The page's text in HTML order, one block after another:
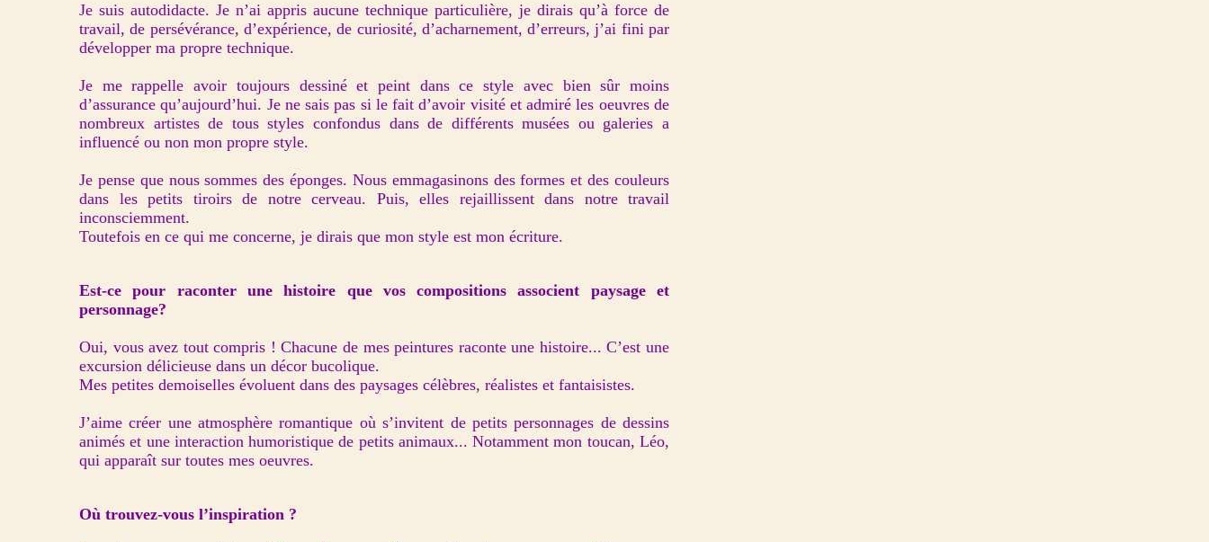
Je suis autodidacte. Je n’ai appris aucune technique particulière, je dirais qu’à force de
travail, de persévérance, d’expérience, de curiosité, d’acharnement, d’erreurs, j’ai fini par
développer ma propre technique.
Je me rappelle avoir toujours dessiné et peint dans ce style avec bien sûr moins
d’assurance qu’aujourd’hui. Je ne sais pas si le fait d’avoir visité et admiré les oeuvres de
nombreux artistes de tous styles confondus dans de différents musées ou galeries a
influencé ou non mon propre style.
Je pense que nous sommes des éponges. Nous emmagasinons des formes et des couleurs
dans les petits tiroirs de notre cerveau. Puis, elles rejaillissent dans notre travail
inconsciemment.
Toutefois en ce qui me concerne, je dirais que mon style est mon écriture.
Est-ce pour raconter une histoire que vos compositions associent paysage et
personnage?
Oui, vous avez tout compris ! Chacune de mes peintures raconte une histoire... C’est une
excursion délicieuse dans un décor bucolique.
Mes petites demoiselles évoluent dans des paysages célèbres, réalistes et fantaisistes.
J’aime créer une atmosphère romantique où s’invitent de petits personnages de dessins
animés et une interaction humoristique de petits animaux... Notamment mon toucan, Léo,
qui apparaît sur toutes mes oeuvres.
Où trouvez-vous l’inspiration ?